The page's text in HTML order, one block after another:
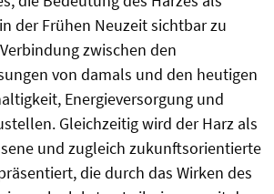
der Frühen Neuzeit sichtbar zu
zwischen den
von damals und den heutigen
Energieversorgung und
Gleichzeitig wird der Harz als
und zugleich zukunftsorientierte
die durch das Wirken des